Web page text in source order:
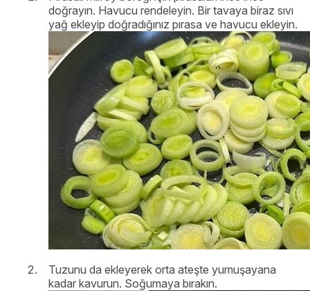
doğrayın. Havucu rendeleyin. Bir tavaya biraz sıvı
yağ ekleyip doğradığınız pırasa ve havucu ekleyin.
Tuzunu da ekleyerek orta ateşte yumuşayana
kadar kavurun. Soğumaya bırakın.